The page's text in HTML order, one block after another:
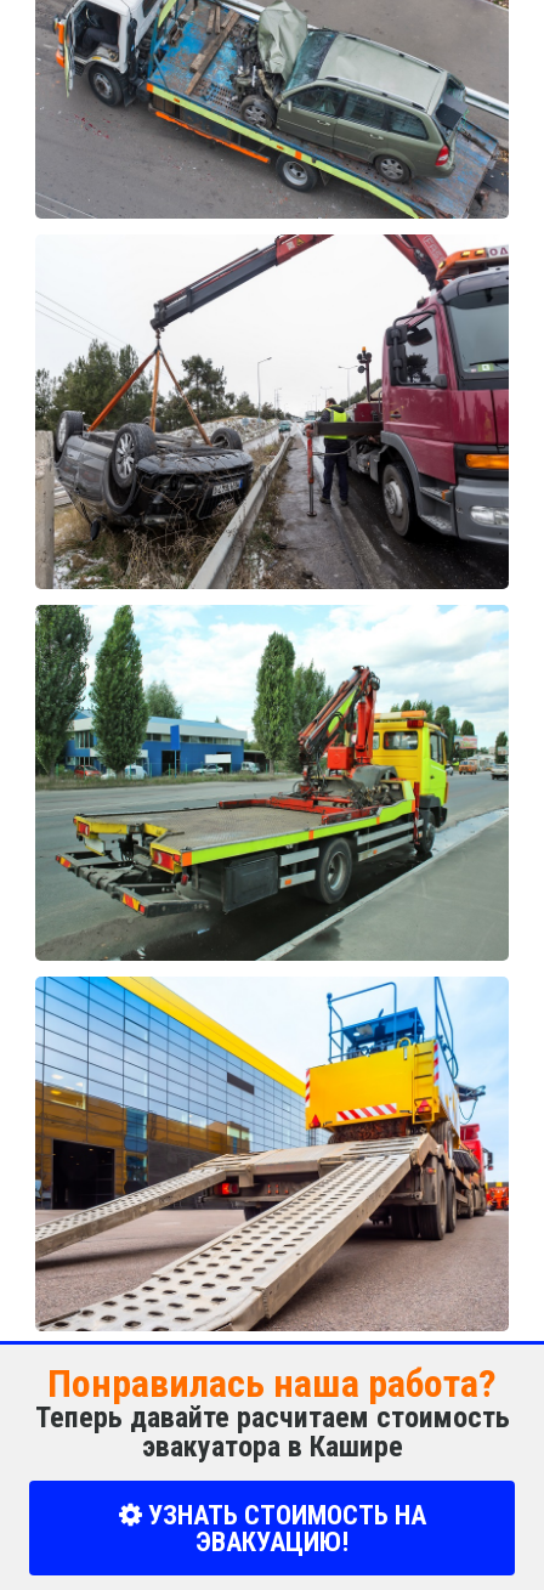
Понравилась наша работа?
Теперь давайте расчитаем стоимость
эвакуатора в Кашире
УЗНАТЬ СТОИМОСТЬ НА
ЭВАКУАЦИЮ!